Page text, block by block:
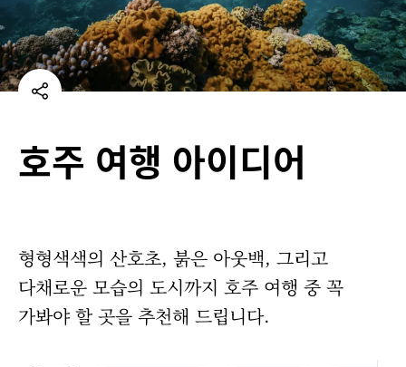
호주 여행 아이디어
형형색색의 산호초, 붉은 아웃백, 그리고
다채로운 모습의 도시까지 호주 여행 중 꼭
가봐야 할 곳을 추천해 드립니다.